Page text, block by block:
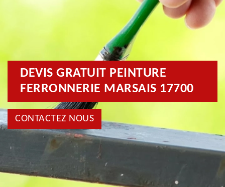
DEVIS GRATUIT PEINTURE
FERRONNERIE MARSAIS 17700
CONTACTEZ NOUS